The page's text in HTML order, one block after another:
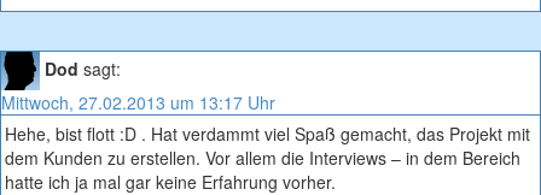
Dod sagt:
Mittwoch, 27.02.2013 um 13:17 Uhr
Hehe, bist flott :D . Hat verdammt viel Spaß gemacht, das Projekt mit
dem Kunden zu erstellen. Vor allem die Interviews – in dem Bereich
hatte ich ja mal gar keine Erfahrung vorher.